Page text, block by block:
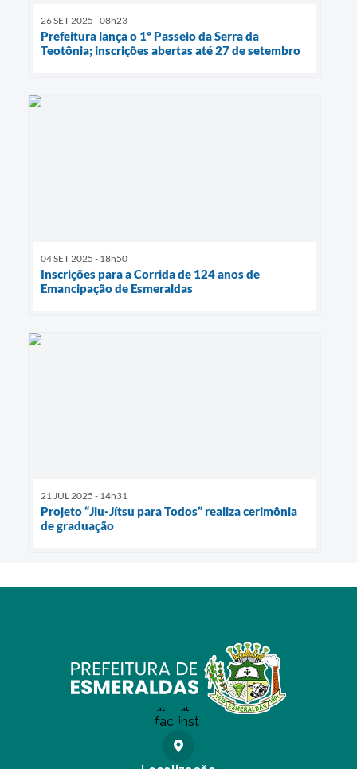
26 SET 2025 - 08h23
Prefeitura lança o 1º Passeio da Serra da
Teotônia; inscrições abertas até 27 de setembro
04 SET 2025 - 18h50
Inscrições para a Corrida de 124 anos de
Emancipação de Esmeraldas
21 JUL 2025 - 14h31
Projeto “Jiu-Jítsu para Todos” realiza cerimônia
de graduação